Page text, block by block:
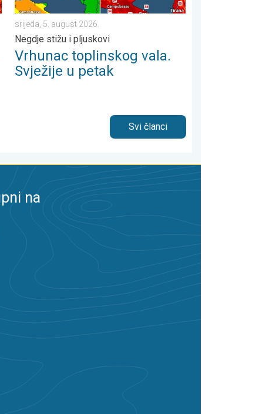
srijeda, 5. august 2026.
Negdje stižu i pljuskovi
Vrhunac toplinskog vala.
Svježije u petak
Svi članci
na